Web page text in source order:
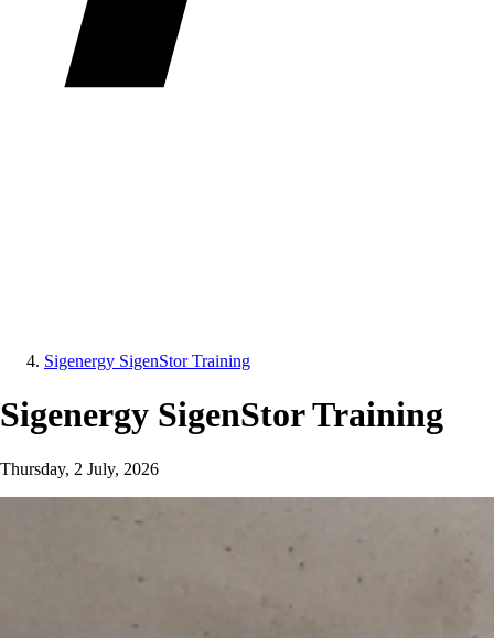
Sigenergy SigenStor Training
Sigenergy SigenStor Training
Thursday, 2 July, 2026